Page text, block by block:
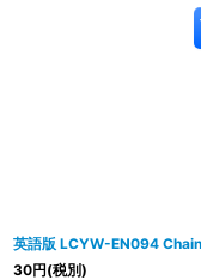
英語版 LCYW-EN094
30円(税別)